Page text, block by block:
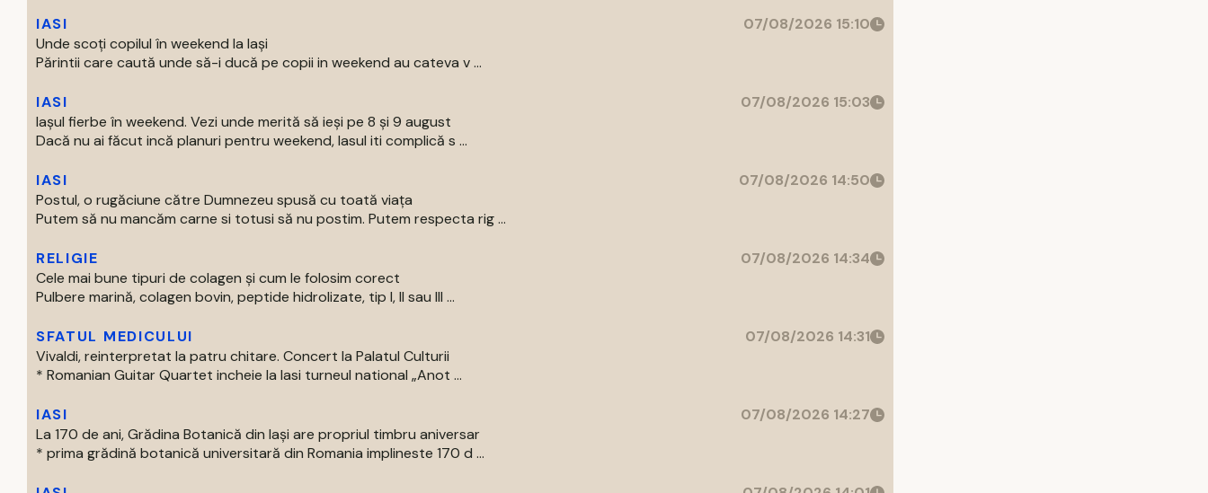
IASI
07/08/2026 15:10
Unde scoți copilul în weekend la Iași
Părintii care caută unde să-i ducă pe copii in weekend au cateva v ...
IASI
07/08/2026 15:03
Iașul fierbe în weekend. Vezi unde merită să ieși pe 8 și 9 august
Dacă nu ai făcut incă planuri pentru weekend, Iasul iti complică s ...
IASI
07/08/2026 14:50
Postul, o rugăciune către Dumnezeu spusă cu toată viața
Putem să nu mancăm carne si totusi să nu postim. Putem respecta rig ...
RELIGIE
07/08/2026 14:34
Cele mai bune tipuri de colagen și cum le folosim corect
Pulbere marină, colagen bovin, peptide hidrolizate, tip I, II sau III ...
SFATUL MEDICULUI
07/08/2026 14:31
Vivaldi, reinterpretat la patru chitare. Concert la Palatul Culturii
* Romanian Guitar Quartet incheie la Iasi turneul national „Anot ...
IASI
07/08/2026 14:27
La 170 de ani, Grădina Botanică din Iași are propriul timbru aniversar
* prima grădină botanică universitară din Romania implineste 170 d ...